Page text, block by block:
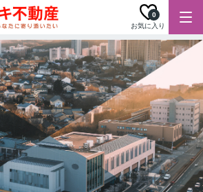
お気に入り
0